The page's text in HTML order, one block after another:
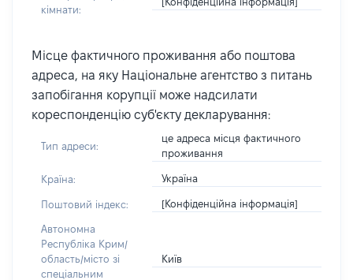
кімнати:
Місце фактичного проживання або поштова
адреса, на яку Національне агентство з питань
запобігання корупції може надсилати
кореспонденцію суб'єкту декларування:
Тип адреси:
це адреса місця фактичного
проживання
Країна: Україна
Поштовий індекс: [Конфіденційна інформація]
Автономна
Республіка Крим/
область/місто зі
спеціальним
Київ